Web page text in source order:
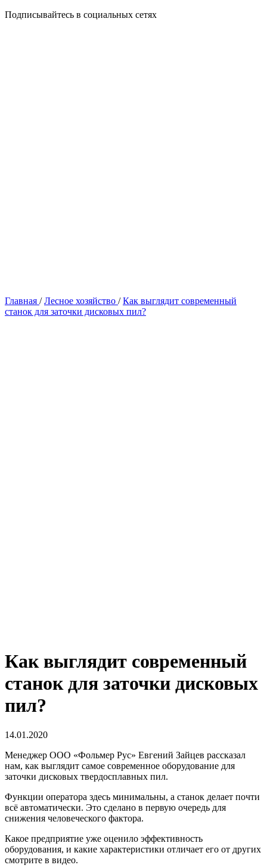
Подписывайтесь в социальных сетях
Главная / Лесное хозяйство / Как выглядит современный
станок для заточки дисковых пил?
Как выглядит современный
станок для заточки дисковых
пил?
14.01.2020
Менеджер ООО «Фольмер Рус» Евгений Зайцев рассказал
нам, как выглядит самое современное оборудование для
заточки дисковых твердосплавных пил.
Функции оператора здесь минимальны, а станок делает почти
всё автоматически. Это сделано в первую очередь для
снижения человеческого фактора.
Какое предприятие уже оценило эффективность
оборудования, и какие характеристики отличает его от других
смотрите в видео.